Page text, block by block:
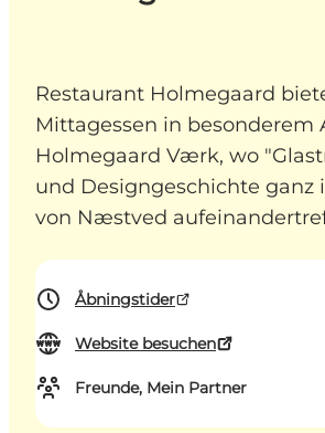
Restaurant Holmegaard
Mittagessen in besonderem
Holmegaard Værk, wo
und Designgeschichte ganz
von Næstved
Åbningstider
Website besuchen
Freunde, Mein Partner